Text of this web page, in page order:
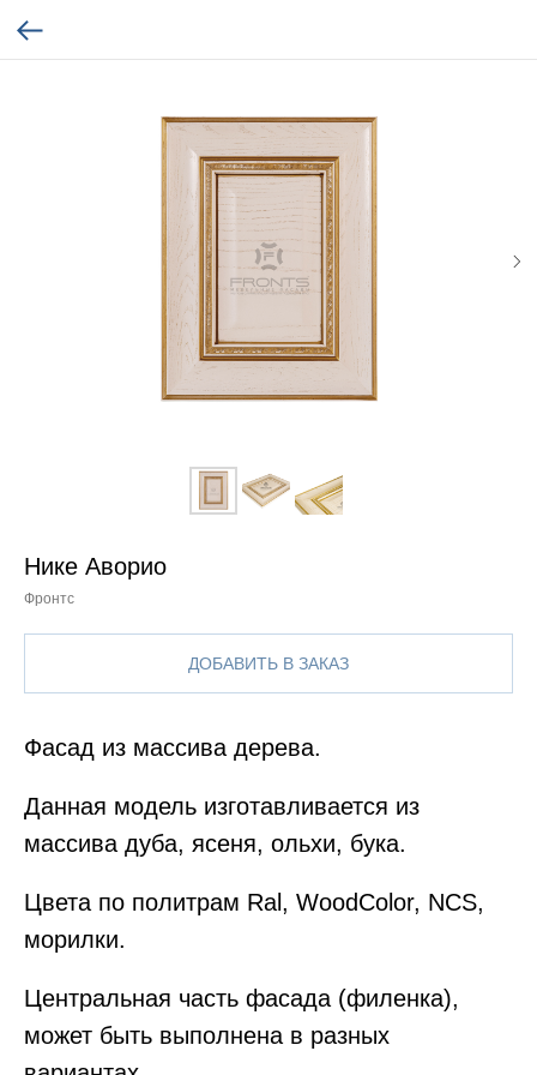
Нике Аворио
Фронтс
ДОБАВИТЬ В ЗАКАЗ
Фасад из массива дерева.
Данная модель изготавливается из
массива дуба, ясеня, ольхи, бука.
Цвета по политрам Ral, WoodColor, NCS,
морилки.
Центральная часть фасада (филенка),
может быть выполнена в разных